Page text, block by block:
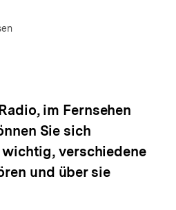
im Fernsehen
Sie sich
verschiedene
und über sie